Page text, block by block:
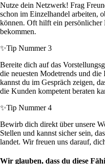
Nutze dein Netzwerk! Frag
schon im Einzelhandel arbeiten,
können. Oft hilft ein
bekommen.
✨Tip Nummer 3
Bereite dich auf das
die neuesten Modetrends und
kannst du im Gespräch zeigen,
die Kunden kompetent beraten
✨Tip Nummer 4
Bewirb dich direkt über unsere
Stellen und kannst sicher sein,
landet. Wir freuen uns darauf,
Wir glauben, dass du diese